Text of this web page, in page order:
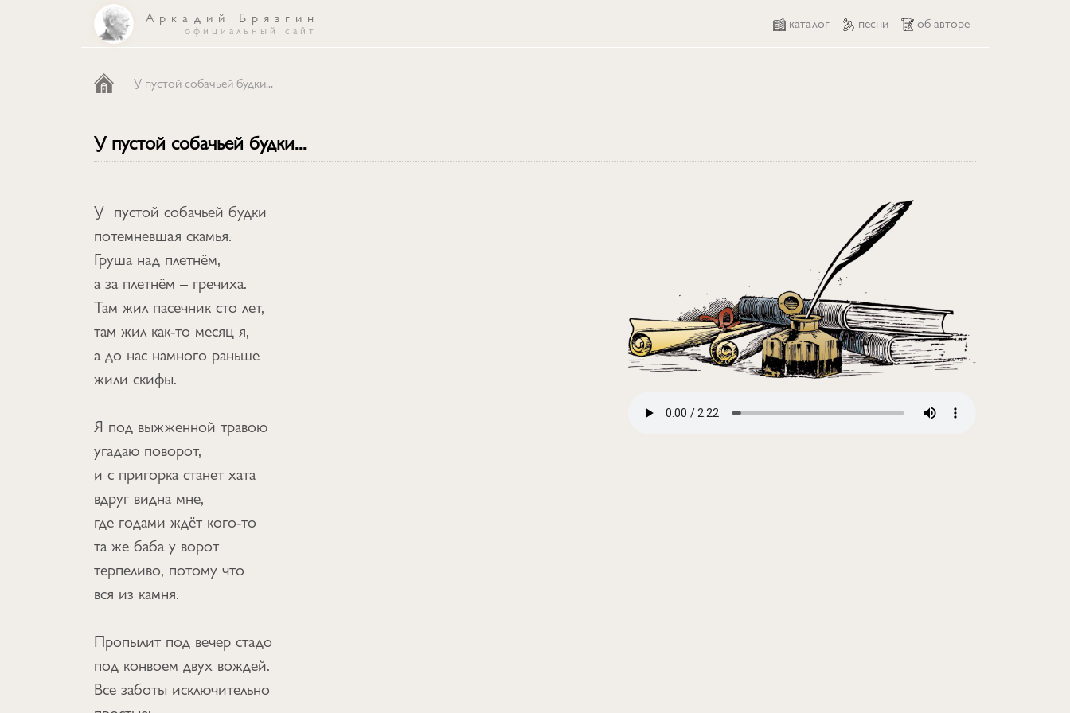
Аркадий Брязгин
официальный сайт каталог песни об авторе
У пустой собачьей будки...
У пустой собачьей будки...
У пустой собачьей будки
потемневшая скамья.
Груша над плетнём,
а за плетнём – гречиха.
Там жил пасечник сто лет,
там жил как-то месяц я,
а до нас намного раньше
жили скифы.
Я под выжженной травою
угадаю поворот,
и с пригорка станет хата
вдруг видна мне,
где годами ждёт кого-то
та же баба у ворот
терпеливо, потому что
вся из камня.
Пропылит под вечер стадо
под конвоем двух вождей.
Все заботы исключительно